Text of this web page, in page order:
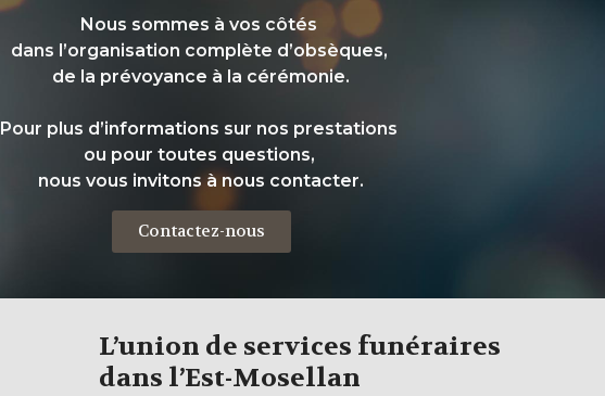
Nous sommes à vos côtés
dans l’organisation complète d’obsèques,
de la prévoyance à la cérémonie.
Pour plus d’informations sur nos prestations
ou pour toutes questions,
nous vous invitons à nous contacter.
Contactez-nous
L’union de services funéraires
dans l’Est-Mosellan